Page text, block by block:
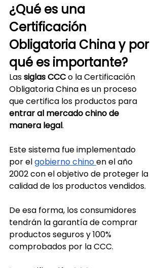
¿Qué es una
Certificación
Obligatoria China y por
qué es importante?
Las siglas CCC o la Certificación
Obligatoria China es un proceso
que certifica los productos para
entrar al mercado chino de
manera legal.
Este sistema fue implementado
por el gobierno chino en el año
2002 con el objetivo de proteger la
calidad de los productos vendidos.
De esa forma, los consumidores
tendrán la garantía de comprar
productos seguros y 100%
comprobados por la CCC.